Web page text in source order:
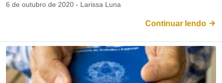
6 de outubro de 2020 - Larissa Luna
Continuar lendo